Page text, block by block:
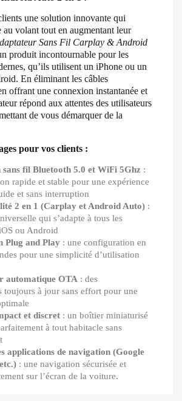
une solution innovante qui
volant tout en augmentant leur
Sans Fil Carplay & Android
produit incontournable pour les
qu’ils utilisent un iPhone ou un
En éliminant les câbles
offrant une connexion instantanée et
répond aux attentes des utilisateurs
de vous démarquer de la
pour vos clients :
sans fil Bluetooth 5.0 et WiFi 5Ghz :
rapide et stable pour une expérience
et sans interruption
2 en 1 (Carplay et Android Auto) :
qui s’adapte à tous les
ou Android
Plug and Play : une configuration en
pour une simplicité d’utilisation
automatique OTA : des
toujours à jour sans effort pour une
et discret : un boîtier miniaturisé
à tout habitacle sans
applications de navigation (Google
: une navigation sécurisée et
sur l’écran de la voiture.